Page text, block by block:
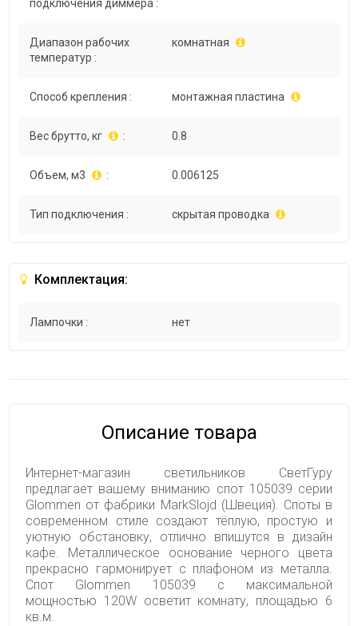
подключения диммера :
Диапазон рабочих
температур :
комнатная
Способ крепления : монтажная пластина
Вес брутто, кг : 0.8
Объем, м3 : 0.006125
Тип подключения : скрытая проводка
Комплектация:
Лампочки : нет
Описание товара
Интернет-магазин светильников СветГуру
предлагает вашему вниманию спот 105039 серии
Glommen от фабрики MarkSlojd (Швеция). Споты в
современном стиле создают тёплую, простую и
уютную обстановку, отлично впишутся в дизайн
кафе. Металлическое основание черного цвета
прекрасно гармонирует с плафоном из металла.
Спот Glommen 105039 с максимальной
мощностью 120W осветит комнату, площадью 6
кв.м.